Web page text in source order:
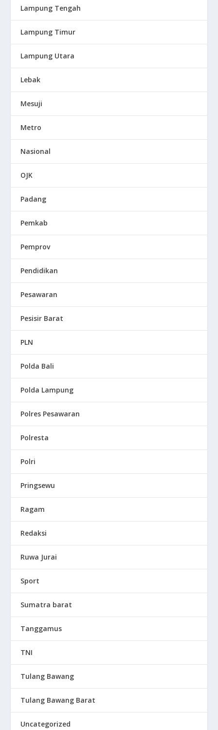
Lampung Tengah
Lampung Timur
Lampung Utara
Lebak
Mesuji
Metro
Nasional
OJK
Padang
Pemkab
Pemprov
Pendidikan
Pesawaran
Pesisir Barat
PLN
Polda Bali
Polda Lampung
Polres Pesawaran
Polresta
Polri
Pringsewu
Ragam
Redaksi
Ruwa Jurai
Sport
Sumatra barat
Tanggamus
TNI
Tulang Bawang
Tulang Bawang Barat
Uncategorized